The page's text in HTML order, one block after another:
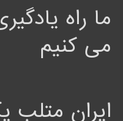
ما راه
می کنیم
ایران متلب